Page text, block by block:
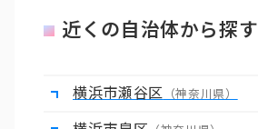
近くの自治体から探す
横浜市瀬谷区 （神奈川県）